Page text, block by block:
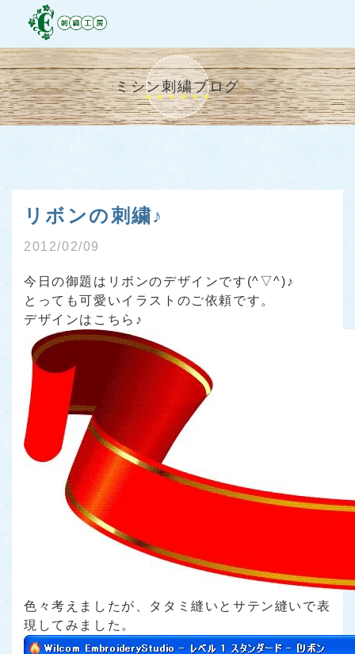
ミシン刺繍ブログ
リボンの刺繍♪
2012/02/09
今日の御題はリボンのデザインです(^▽^)♪
とっても可愛いイラストのご依頼です。
デザインはこちら♪
色々考えましたが、タタミ縫いとサテン縫いで表
現してみました。